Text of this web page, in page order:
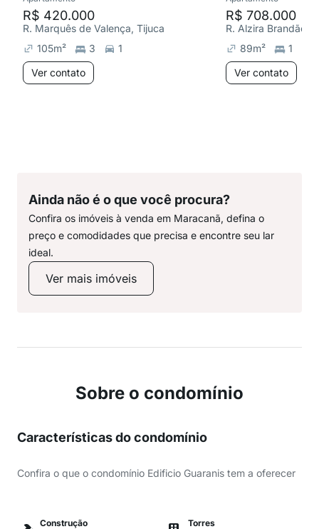
R$ 420.000
R. Marquês de Valença, Tijuca
105m² 3
1
Ver contato
R$ 708.000
R. Alzira Brandão,
89m² 1
Ver contato
Ainda não é o que você procura?
Confira os imóveis à venda em Maracanã, defina o
preço e comodidades que precisa e encontre seu lar
ideal.
Ver mais imóveis
Sobre o condomínio
Características do condomínio
Confira o que o condomínio Edificio Guaranis tem a oferecer
Construção
Torres